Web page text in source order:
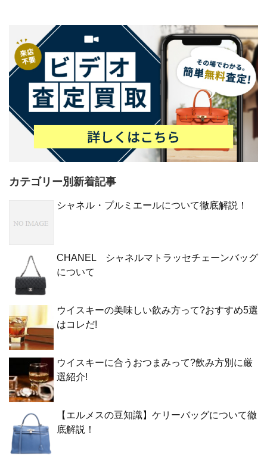
カテゴリー別新着記事
シャネル・プルミエールについて徹底解説！
CHANEL シャネルマトラッセチェーンバッグ
について
ウイスキーの美味しい飲み方って?おすすめ5選
はコレだ!
ウイスキーに合うおつまみって?飲み方別に厳
選紹介!
【エルメスの豆知識】ケリーバッグについて徹
底解説！